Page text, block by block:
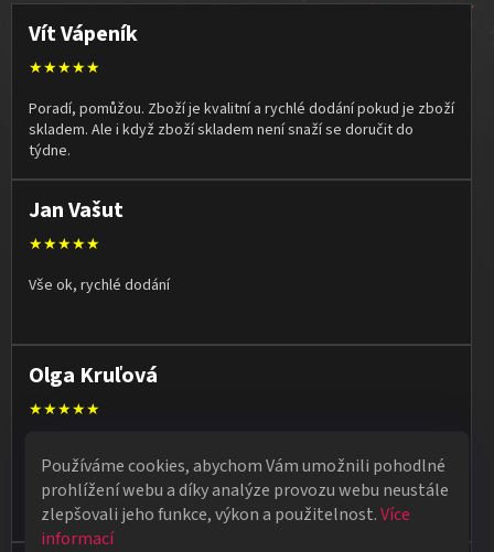
Používáme cookies, abychom Vám umožnili pohodlné
prohlížení webu a díky analýze provozu webu neustále
zlepšovali jeho funkce, výkon a použitelnost.Více
informací
Vít Vápeník
★★★★★
Poradí, pomůžou. Zboží je kvalitní a rychlé dodání pokud je zboží
skladem. Ale i když zboží skladem není snaží se doručit do
týdne.
Jan Vašut
★★★★★
Vše ok, rychlé dodání
Olga Kruľová
★★★★★
perfektně, syn měl velký úspěch s kouzelnickým představením
na školní besídce. Objednávka dorazila po 4 dnech, takže
naprostá spokojenost.